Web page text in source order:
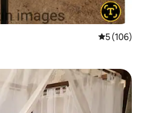
5 (106)